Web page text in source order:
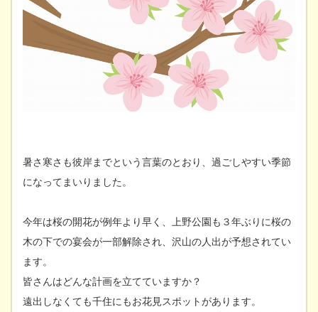
暑さ寒さも彼岸までという言葉のとおり、過ごしやすい季節
になってまいりました。
今年は桜の開花が例年より早く、上野公園も３年ぶりに桜の
木の下での宴会が一部解除され、沢山の人出が予想されてい
ます。
皆さんはどんな計画を立てていますか？
遠出しなくても千住にもお花見スポットがあります。